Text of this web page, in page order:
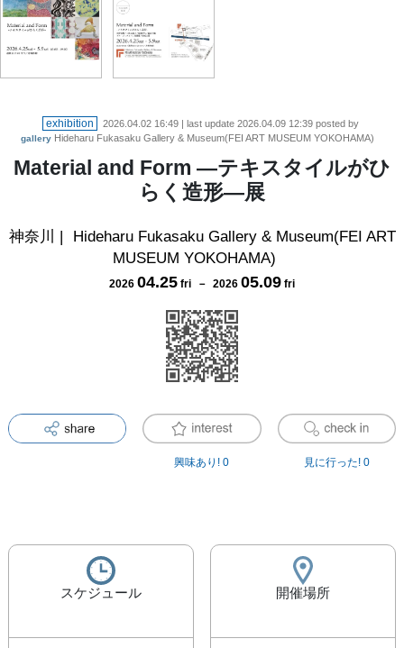
exhibition 2026.04.02 16:49 | last update 2026.04.09 12:39 posted by
gallery Hideharu Fukasaku Gallery & Museum(FEI ART MUSEUM YOKOHAMA)
Material and Form ―テキスタイルがひ
らく造形―展
神奈川 |
Hideharu Fukasaku Gallery & Museum(FEI ART
MUSEUM YOKOHAMA)
2026 04.25 fri － 2026 05.09 fri
興味あり! 0 見に行った! 0
スケジュール 開催場所